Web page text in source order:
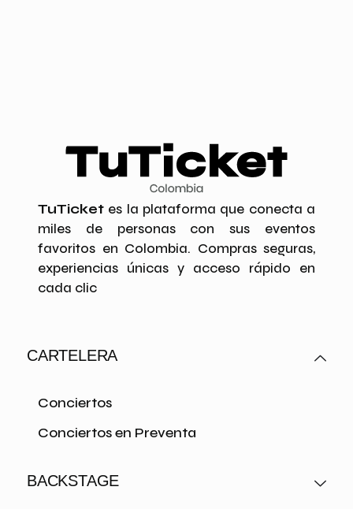
TuTicket es la plataforma que conecta a
miles de personas con sus eventos
favoritos en Colombia. Compras seguras,
experiencias únicas y acceso rápido en
cada clic
CARTELERA
Conciertos
Conciertos en Preventa
BACKSTAGE